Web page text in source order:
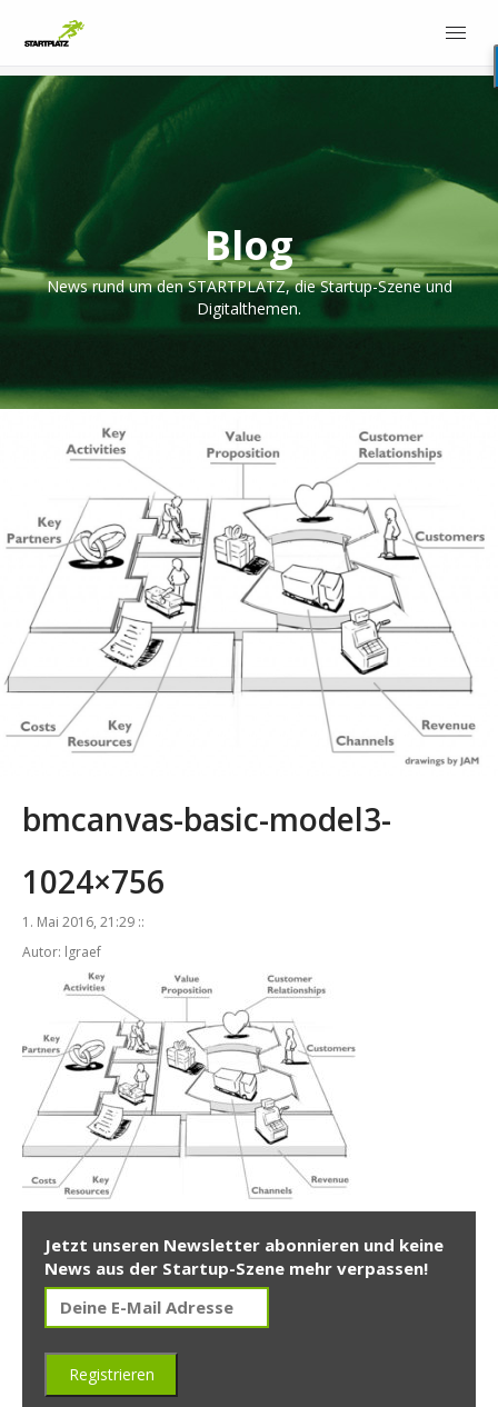
Blog
News rund um den STARTPLATZ, die Startup-Szene und
Digitalthemen.
bmcanvas-basic-model3-
1024×756
1. Mai 2016, 21:29 ::
Autor: lgraef
Jetzt unseren Newsletter abonnieren und keine
News aus der Startup-Szene mehr verpassen!